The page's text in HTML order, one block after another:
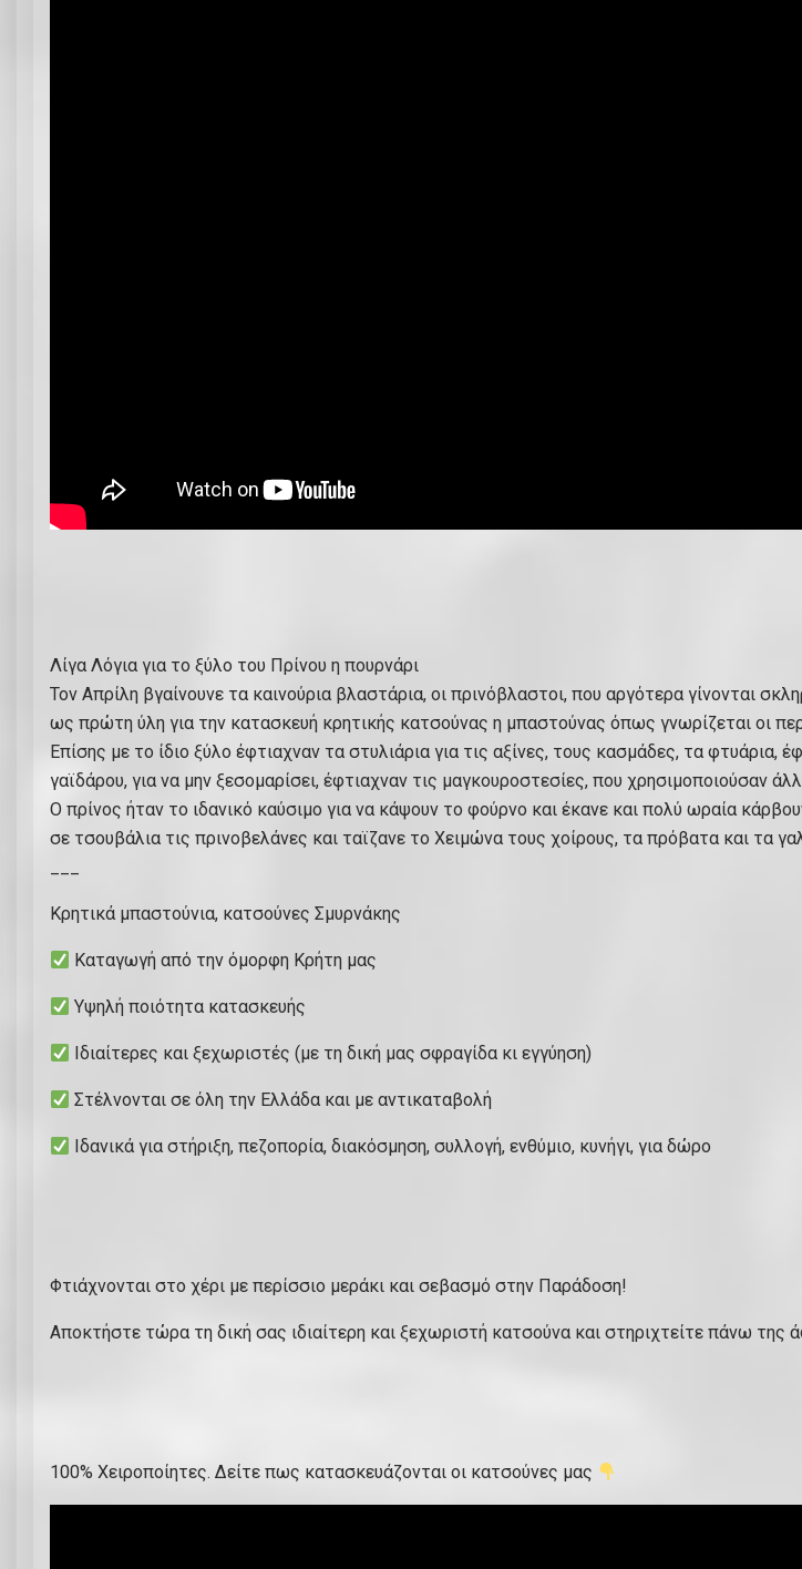
Λίγα Λόγια για το ξύλο του Πρίνου η πουρνάρι
Τον Απρίλη βγαίνουνε τα καινούρια βλαστάρια, οι πρινόβλαστοι, που αργότερα γίνονται
ως πρώτη ύλη για την κατασκευή κρητικής κατσούνας η μπαστούνας όπως γνωρίζεται οι
Επίσης με το ίδιο ξύλο έφτιαχναν τα στυλιάρια για τις αξίνες, τους κασμάδες, τα
γαϊδάρου, για να μην ξεσομαρίσει, έφτιαχναν τις μαγκουροστεσίες, που χρησιμοποιούσαν
Ο πρίνος ήταν το ιδανικό καύσιμο για να κάψουν το φούρνο και έκανε και πολύ ωραία
σε τσουβάλια τις πρινοβελάνες και ταϊζανε το Χειμώνα τους χοίρους, τα πρόβατα και τα
Κρητικά μπαστούνια, κατσούνες Σμυρνάκης
Καταγωγή από την όμορφη Κρήτη μας
Υψηλή ποιότητα κατασκευής
Ιδιαίτερες και ξεχωριστές (με τη δική μας σφραγίδα κι εγγύηση)
Στέλνονται σε όλη την Ελλάδα και με αντικαταβολή
Ιδανικά για στήριξη, πεζοπορία, διακόσμηση, συλλογή, ενθύμιο, κυνήγι, για δώρο
Φτιάχνονται στο χέρι με περίσσιο μεράκι και σεβασμό στην Παράδοση!
Αποκτήστε τώρα τη δική σας ιδιαίτερη και ξεχωριστή κατσούνα και στηριχτείτε πάνω της
100% Χειροποίητες. Δείτε πως κατασκευάζονται οι κατσούνες μας